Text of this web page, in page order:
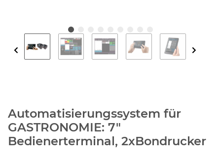
Automatisierungssystem für
GASTRONOMIE: 7"
Bedienerterminal, 2xBondrucker